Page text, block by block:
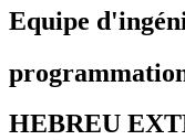
Equipe
HEBREU